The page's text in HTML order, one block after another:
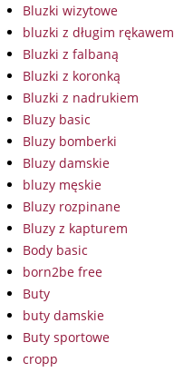
Bluzki wizytowe
bluzki z długim rękawem
Bluzki z falbaną
Bluzki z koronką
Bluzki z nadrukiem
Bluzy basic
Bluzy bomberki
Bluzy damskie
bluzy męskie
Bluzy rozpinane
Bluzy z kapturem
Body basic
born2be free
Buty
buty damskie
Buty sportowe
cropp